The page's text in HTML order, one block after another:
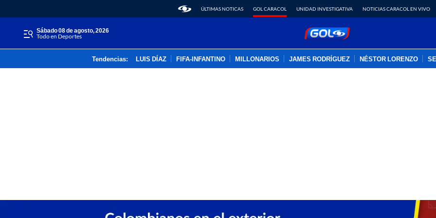
ÚLTIMAS NOTICAS GOL CARACOL UNIDAD INVESTIGATIVA NOTICIAS CARACOL EN VIVO
sábado 08 de agosto, 2026
Todo en Deportes
Tendencias: LUIS DÍAZ FIFA-INFANTINO MILLONARIOS JAMES RODRÍGUEZ NÉSTOR LORENZO